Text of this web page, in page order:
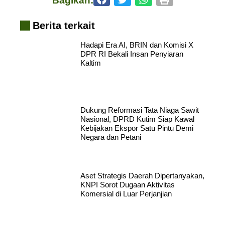
Berita terkait
Hadapi Era AI, BRIN dan Komisi X
DPR RI Bekali Insan Penyiaran
Kaltim
Dukung Reformasi Tata Niaga Sawit
Nasional, DPRD Kutim Siap Kawal
Kebijakan Ekspor Satu Pintu Demi
Negara dan Petani
Aset Strategis Daerah Dipertanyakan,
KNPI Sorot Dugaan Aktivitas
Komersial di Luar Perjanjian